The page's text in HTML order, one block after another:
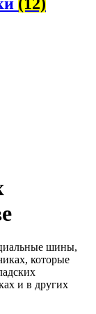
шины,
которые
и в других